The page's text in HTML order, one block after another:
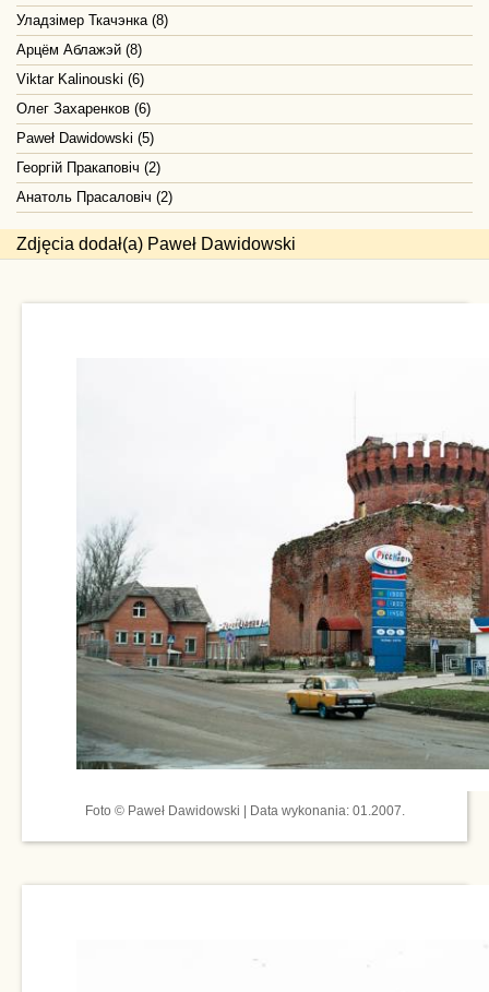
Уладзімер Ткачэнка (8)
Арцём Аблажэй (8)
Viktar Kalinouski (6)
Олег Захаренков (6)
Paweł Dawidowski (5)
Георгій Пракаповіч (2)
Анатоль Прасаловіч (2)
Zdjęcia dodał(a) Paweł Dawidowski
Foto © Paweł Dawidowski | Data wykonania: 01.2007.